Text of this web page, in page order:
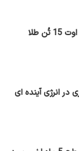
بانک های مرکزی جهان در ماه اوت 15 تُن طلا
انرژی آینده ای